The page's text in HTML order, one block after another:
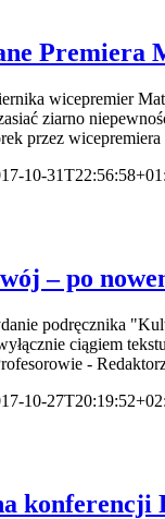
Premiera
wicepremier
ziarno
przez
10-
– po
podręcznika
ciągiem
-
10-
konferencji